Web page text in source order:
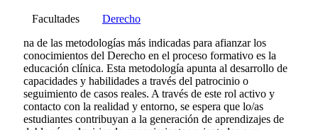
Facultades
Derecho
na de las metodologías más indicadas para afianzar los
conocimientos del Derecho en el proceso formativo es la
educación clínica. Esta metodología apunta al desarrollo de
capacidades y habilidades a través del patrocinio o
seguimiento de casos reales. A través de este rol activo y
contacto con la realidad y entorno, se espera que lo/as
estudiantes contribuyan a la generación de aprendizajes de